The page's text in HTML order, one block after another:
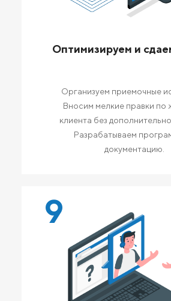
Оптимизируем и
Организуем приемочные
Вносим мелкие правки по
клиента без
Разрабатываем
документацию.
9